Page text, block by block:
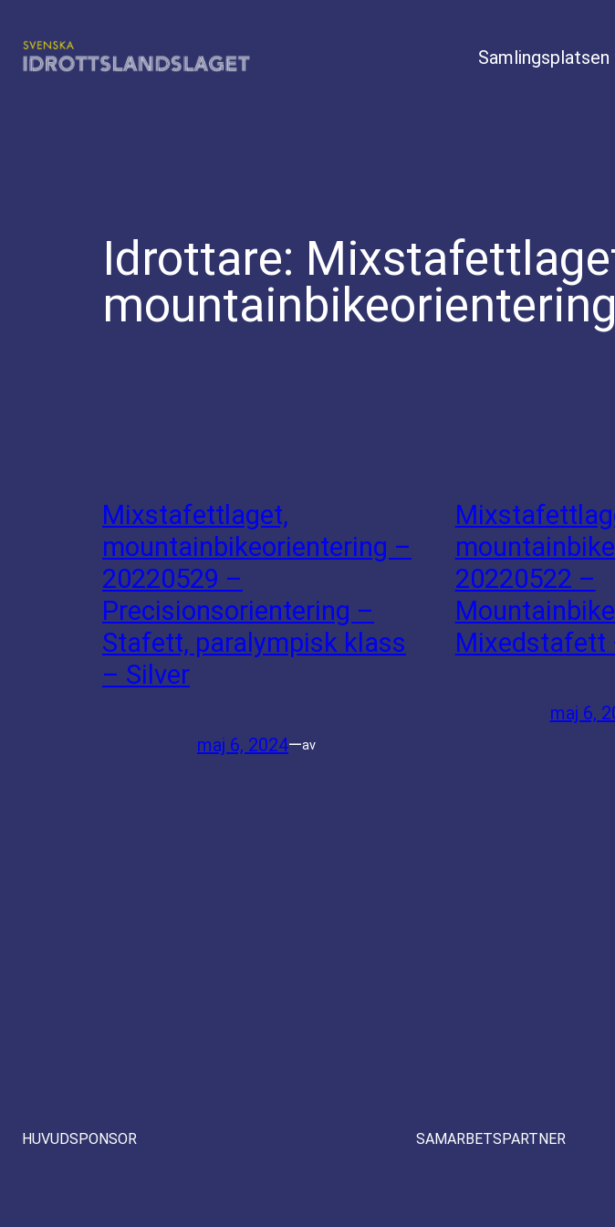
till
innehåll
Idrottare:
mountainbikeorientering
Mixstafettlaget,
mountainbikeorientering –
20220529 –
Precisionsorientering –
Stafett, paralympisk klass
– Silver
maj 6, 2024—av
20220522 –
Mixedstafett
maj 6,
HUVUDSPONSOR SAMARBETSPARTNER